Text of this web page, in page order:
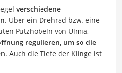
verschiedene
. Über ein Drehrad bzw. eine
Putzhobeln von Ulmia,
regulieren, um so die
. Auch die Tiefe der Klinge ist